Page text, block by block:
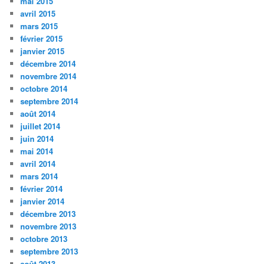
avril 2015
mars 2015
février 2015
janvier 2015
décembre 2014
novembre 2014
octobre 2014
septembre 2014
août 2014
juillet 2014
juin 2014
mai 2014
avril 2014
mars 2014
février 2014
janvier 2014
décembre 2013
novembre 2013
octobre 2013
septembre 2013